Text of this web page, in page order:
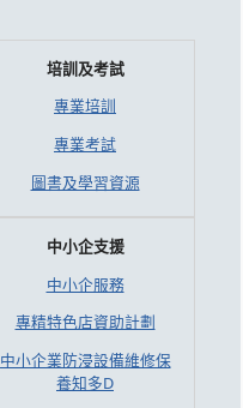
培訓及考試
專業培訓
專業考試
圖書及學習資源
中小企支援
中小企服務
專精特色店資助計劃
中小企業防浸設備維修保
養知多D